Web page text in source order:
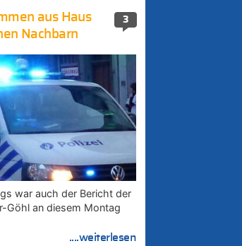
3
aus Haus
Nachbarn
war auch der Bericht der
Göhl an diesem Montag
....weiterlesen